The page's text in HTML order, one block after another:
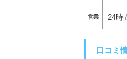
営業 24時
口コミ